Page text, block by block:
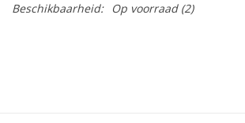
Beschikbaarheid: Op voorraad(2)